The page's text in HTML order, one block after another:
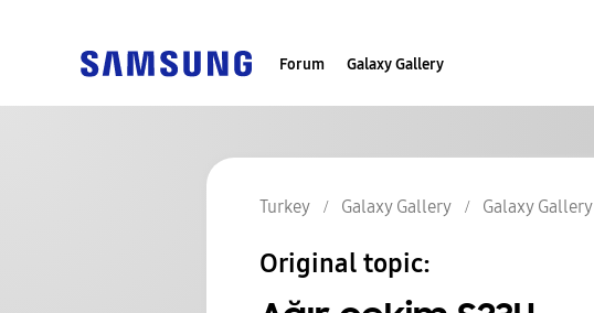
Forum Galaxy Gallery
Turkey Galaxy Gallery Galaxy Gallery
Original topic: